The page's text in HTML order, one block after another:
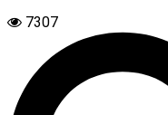
7307